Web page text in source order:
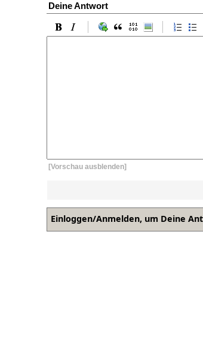
Deine Antwort
[Vorschau ausblenden]